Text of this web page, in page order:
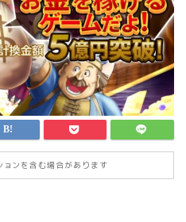
ンを含む場合があります